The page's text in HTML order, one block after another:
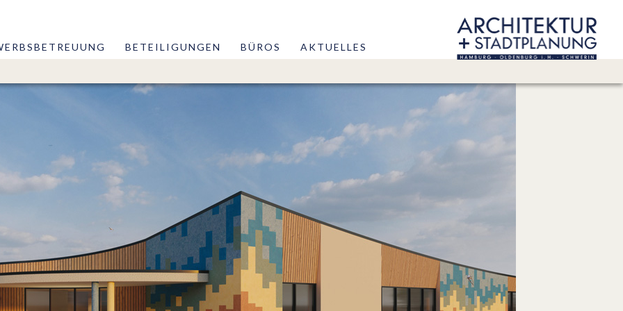
BETEILIGUNGEN BÜROS
Referenzen Stadtplanung
Team
Netzwerk
AKTUELLES